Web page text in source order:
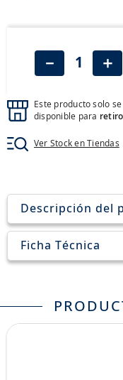
＋
－
Este producto solo
disponible para
Ver Stock en Tiendas
Descripción del
Ficha Técnica
neumáticos 235